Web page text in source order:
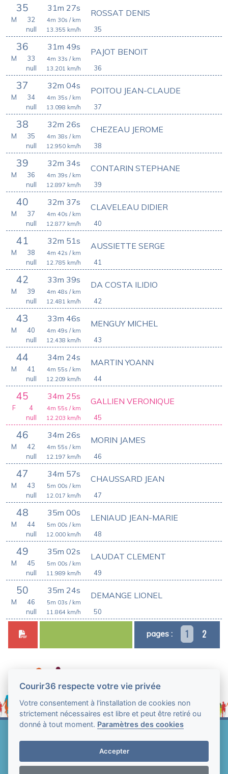
35 31m 27s
35
ROSSAT DENIS
4m 30s / km
13.355 km/h
M
32
null
36 31m 49s
36
PAJOT BENOIT
4m 33s / km
13.201 km/h
M
33
null
37 32m 04s
37
POITOU JEAN-CLAUDE
4m 35s / km
13.098 km/h
M
34
null
38 32m 26s
38
CHEZEAU JEROME
4m 38s / km
12.950 km/h
M
35
null
39 32m 34s
39
CONTARIN STEPHANE
4m 39s / km
12.897 km/h
M
36
null
40 32m 37s
40
CLAVELEAU DIDIER
4m 40s / km
12.877 km/h
M
37
null
41 32m 51s
41
AUSSIETTE SERGE
4m 42s / km
12.785 km/h
M
38
null
42 33m 39s
42
DA COSTA ILIDIO
4m 48s / km
12.481 km/h
M
39
null
43 33m 46s
43
MENGUY MICHEL
4m 49s / km
12.438 km/h
M
40
null
44 34m 24s
44
MARTIN YOANN
4m 55s / km
12.209 km/h
M
41
null
45 34m 25s
45
GALLIEN VERONIQUE
4m 55s / km
12.203 km/h
F
4
null
46 34m 26s
46
MORIN JAMES
4m 55s / km
12.197 km/h
M
42
null
47 34m 57s
47
CHAUSSARD JEAN
5m 00s / km
12.017 km/h
M
43
null
48 35m 00s
48
LENIAUD JEAN-MARIE
5m 00s / km
12.000 km/h
M
44
null
49 35m 02s
49
LAUDAT CLEMENT
5m 00s / km
11.989 km/h
M
45
null
50 35m 24s
50
DEMANGE LIONEL
5m 03s / km
11.864 km/h
M
46
null
pages : 1 2
2004-2026
Mentions légales et conditions générales
Courir36 respecte votre vie privée
Votre consentement à l'installation de cookies non
strictement nécessaires est libre et peut être retiré ou
donné à tout moment. Paramètres des cookies
Accepter